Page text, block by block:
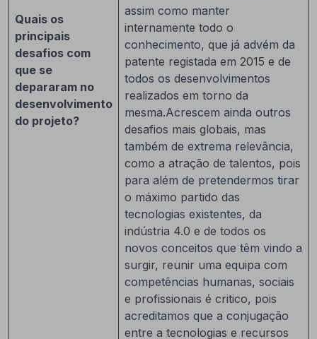
Quais os
principais
desafios com
que se
depararam no
desenvolvimento
do projeto?
assim como manter
internamente todo o
conhecimento, que já advém da
patente registada em 2015 e de
todos os desenvolvimentos
realizados em torno da
mesma.Acrescem ainda outros
desafios mais globais, mas
também de extrema relevância,
como a atração de talentos, pois
para além de pretendermos tirar
o máximo partido das
tecnologias existentes, da
indústria 4.0 e de todos os
novos conceitos que têm vindo a
surgir, reunir uma equipa com
competências humanas, sociais
e profissionais é critico, pois
acreditamos que a conjugação
entre a tecnologias e recursos